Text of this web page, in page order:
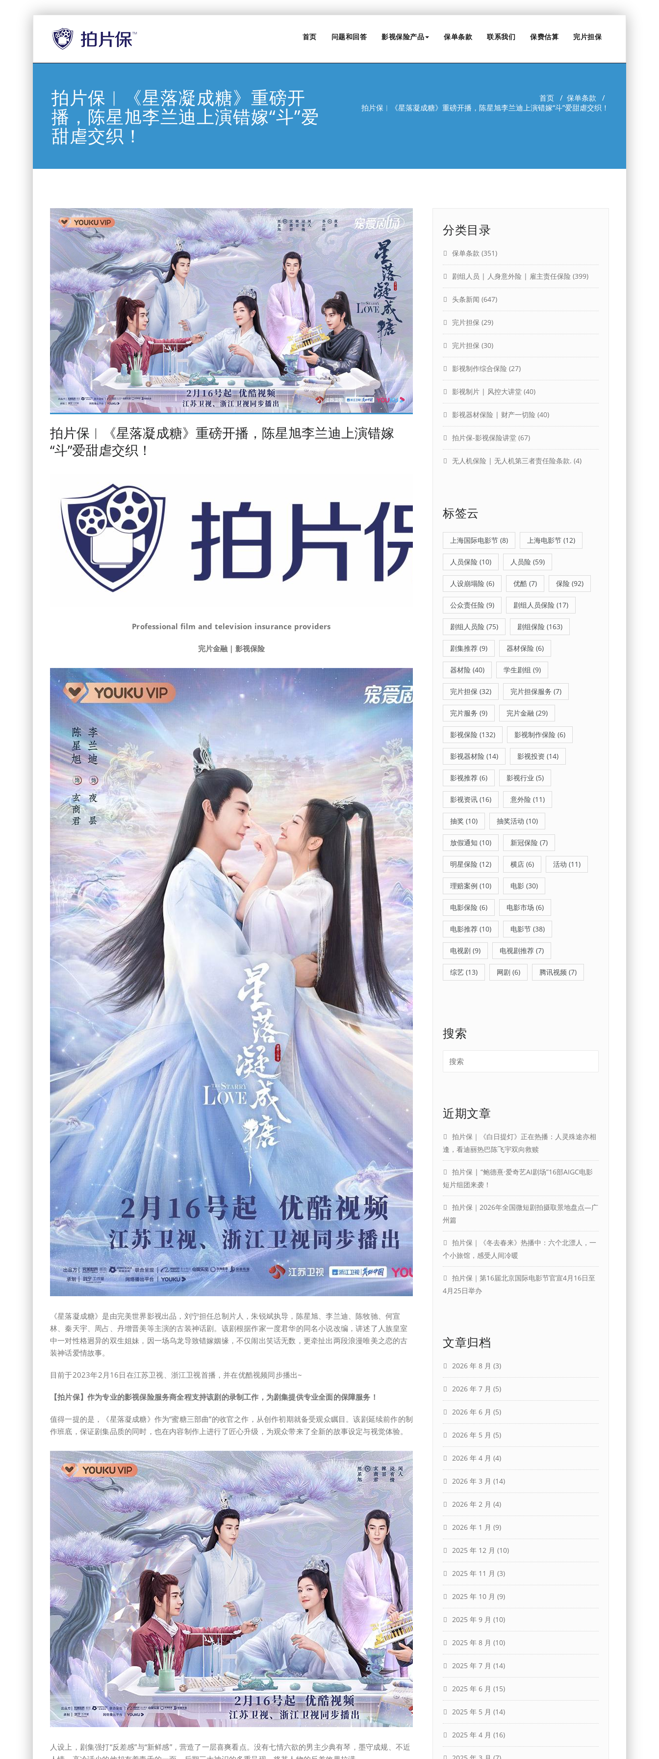
首页 问题和回答 影视保险产品 保单条款 联系我们 保费估算 完片担保
拍片保︱《星落凝成糖》重磅开
播，陈星旭李兰迪上演错嫁“斗”爱
甜虐交织！
首页 / 保单条款 /
拍片保︱《星落凝成糖》重磅开播，陈星旭李兰迪上演错嫁“斗”爱甜虐交织！
拍片保︱《星落凝成糖》重磅开播，陈星旭李兰迪上演错嫁
“斗”爱甜虐交织！
Professional film and television insurance providers
完片金融｜影视保险
《星落凝成糖》是由完美世界影视出品，刘宁担任总制片人，朱锐斌执导，陈星旭、李兰迪、陈牧驰、何宣
林、秦天宇、周占、丹增晋美等主演的古装神话剧。该剧根据作家一度君华的同名小说改编，讲述了人族皇室
中一对性格迥异的双生姐妹，因一场乌龙导致错嫁姻缘，不仅闹出笑话无数，更牵扯出两段浪漫唯美之恋的古
装神话爱情故事。
目前于2023年2月16日在江苏卫视、浙江卫视首播，并在优酷视频同步播出~
【拍片保】作为专业的影视保险服务商全程支持该剧的录制工作，为剧集提供专业全面的保障服务！
值得一提的是，《星落凝成糖》作为“蜜糖三部曲”的收官之作，从创作初期就备受观众瞩目。该剧延续前作的制
作班底，保证剧集品质的同时，也在内容制作上进行了匠心升级，为观众带来了全新的故事设定与视觉体验。
人设上，剧集强打“反差感”与“新鲜感”，营造了一层喜爽看点。没有七情六欲的男主少典有琴，墨守成规、不近
分类目录
保单条款 (351)
剧组人员 | 人身意外险 | 雇主责任保险 (399)
头条新闻 (647)
完片担保 (29)
完片担保 (30)
影视制作综合保险 (27)
影视制片 | 风控大讲堂 (40)
影视器材保险 | 财产一切险 (40)
拍片保-影视保险讲堂 (67)
无人机保险 | 无人机第三者责任险条款. (4)
标签云
上海国际电影节 (8) 上海电影节 (12)
人员保险 (10) 人员险 (59)
人设崩塌险 (6) 优酷 (7) 保险 (92)
公众责任险 (9) 剧组人员保险 (17)
剧组人员险 (75) 剧组保险 (163)
剧集推荐 (9) 器材保险 (6)
器材险 (40) 学生剧组 (9)
完片担保 (32) 完片担保服务 (7)
完片服务 (9) 完片金融 (29)
影视保险 (132) 影视制作保险 (6)
影视器材险 (14) 影视投资 (14)
影视推荐 (6) 影视行业 (5)
影视资讯 (16) 意外险 (11)
抽奖 (10) 抽奖活动 (10)
放假通知 (10) 新冠保险 (7)
明星保险 (12) 横店 (6) 活动 (11)
理赔案例 (10) 电影 (30)
电影保险 (6) 电影市场 (6)
电影推荐 (10) 电影节 (38)
电视剧 (9) 电视剧推荐 (7)
综艺 (13) 网剧 (6) 腾讯视频 (7)
搜索
近期文章
拍片保｜《白日提灯》正在热播：人灵殊途亦相
逢，看迪丽热巴陈飞宇双向救赎
拍片保 | “鲍德熹·爱奇艺AI剧场”16部AIGC电影
短片组团来袭！
拍片保｜2026年全国微短剧拍摄取景地盘点—广
州篇
拍片保｜《冬去春来》热播中：六个北漂人，一
个小旅馆，感受人间冷暖
拍片保｜第16届北京国际电影节官宣4月16日至
4月25日举办
文章归档
2026 年 8 月 (3)
2026 年 7 月 (5)
2026 年 6 月 (5)
2026 年 5 月 (5)
2026 年 4 月 (4)
2026 年 3 月 (14)
2026 年 2 月 (4)
2026 年 1 月 (9)
2025 年 12 月 (10)
2025 年 11 月 (3)
2025 年 10 月 (9)
2025 年 9 月 (10)
2025 年 8 月 (10)
2025 年 7 月 (14)
2025 年 6 月 (15)
2025 年 5 月 (14)
2025 年 4 月 (16)